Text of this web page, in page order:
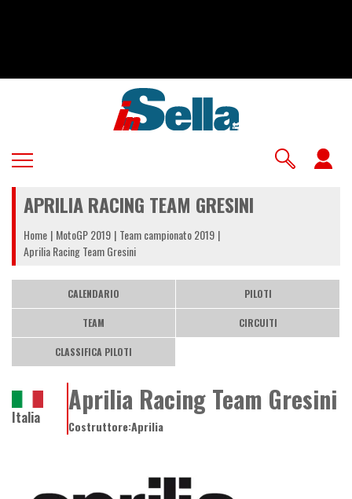
APRILIA RACING TEAM GRESINI
Home MotoGP 2019 Team campionato 2019
Aprilia Racing Team Gresini
CALENDARIO PILOTI
TEAM CIRCUITI
CLASSIFICA PILOTI
Aprilia Racing Team Gresini
Costruttore:Aprilia
Italia